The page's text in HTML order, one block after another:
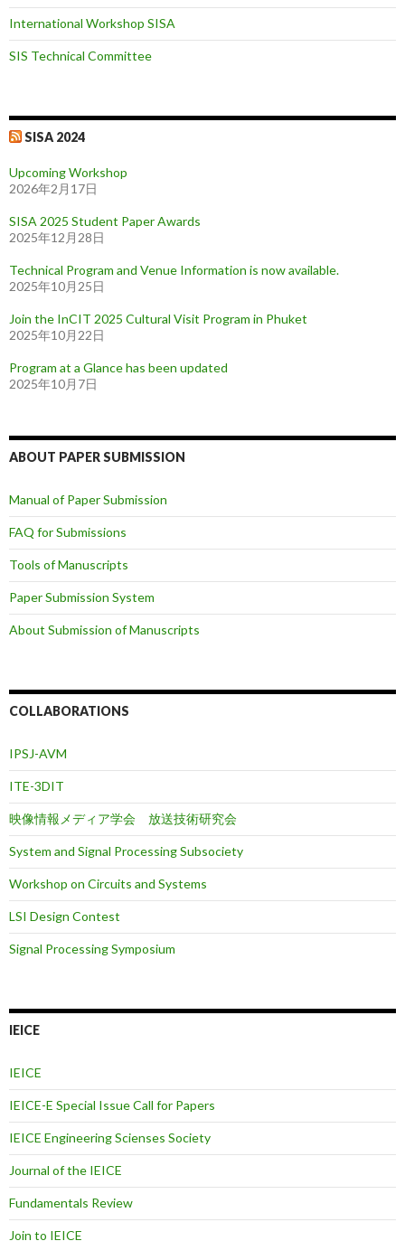
International Workshop SISA
SIS Technical Committee
SISA 2024
Upcoming Workshop
2026年2月17日
SISA 2025 Student Paper Awards
2025年12月28日
Technical Program and Venue Information is now available.
2025年10月25日
Join the InCIT 2025 Cultural Visit Program in Phuket
2025年10月22日
Program at a Glance has been updated
2025年10月7日
ABOUT PAPER SUBMISSION
Manual of Paper Submission
FAQ for Submissions
Tools of Manuscripts
Paper Submission System
About Submission of Manuscripts
COLLABORATIONS
IPSJ-AVM
ITE-3DIT
映像情報メディア学会 放送技術研究会
System and Signal Processing Subsociety
Workshop on Circuits and Systems
LSI Design Contest
Signal Processing Symposium
IEICE
IEICE
IEICE-E Special Issue Call for Papers
IEICE Engineering Scienses Society
Journal of the IEICE
Fundamentals Review
Join to IEICE